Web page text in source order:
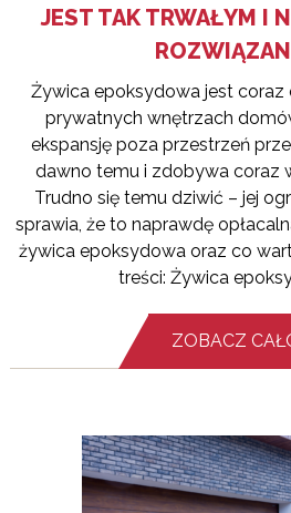
JEST TAK TRWAŁYM I
Żywica epoksydowa jest coraz
prywatnych wnętrzach
ekspansję poza przestrzeń
dawno temu i zdobywa coraz
Trudno się temu dziwić – jej
sprawia, że to naprawdę
żywica epoksydowa oraz co
treści: Żywica
ZOBACZ